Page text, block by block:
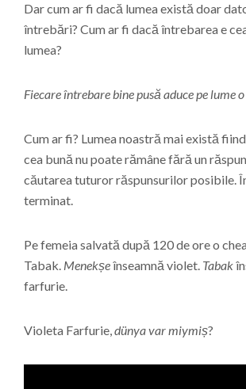
Dar cum ar fi dacă lumea există doar
întrebări? Cum ar fi dacă întrebarea e
lumea?
Fiecare întrebare bine pusă aduce pe lume
Cum ar fi? Lumea noastră mai există
cea bună nu poate rămâne fără un
căutarea tuturor răspunsurilor posibile.
terminat.
Pe femeia salvată după 120 de ore o
Tabak. Menekșeînseamnă violet. Tabak
farfurie.
Violeta Farfurie,dünya var miymiș?